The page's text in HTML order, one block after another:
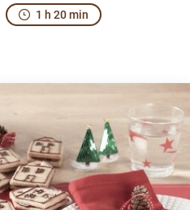
1 h 20 min